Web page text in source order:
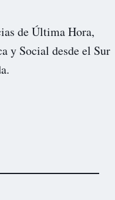
de Última Hora,
y Social desde el Sur